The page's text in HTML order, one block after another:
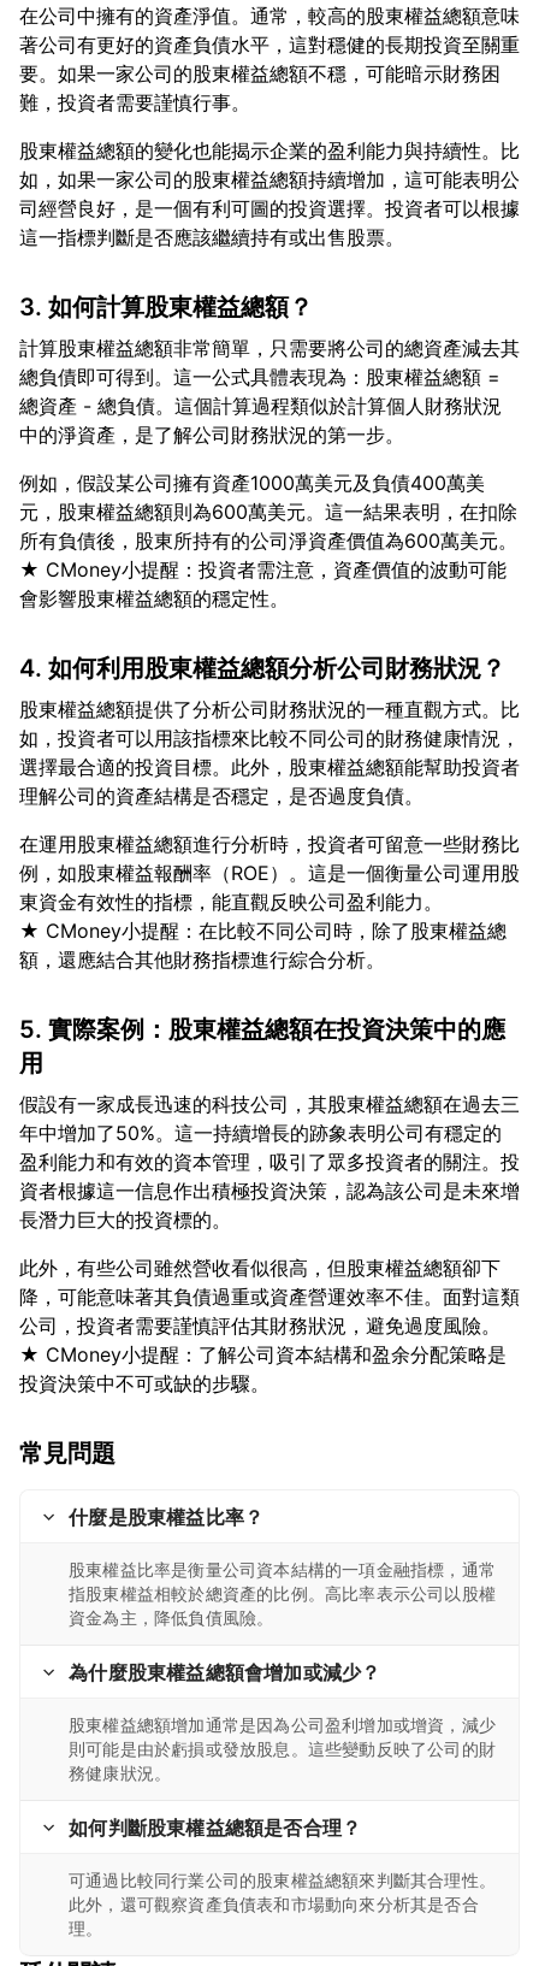
在公司中擁有的資產淨值。通常，較高的股東權益總額意味
著公司有更好的資產負債水平，這對穩健的長期投資至關重
要。如果一家公司的股東權益總額不穩，可能暗示財務困
股東權益總額的變化也能揭示企業的盈利能力與持續性。比
如，如果一家公司的股東權益總額持續增加，這可能表明公
司經營良好，是一個有利可圖的投資選擇。投資者可以根據
3. 如何計算股東權益總額？
計算股東權益總額非常簡單，只需要將公司的總資產減去其
總負債即可得到。這一公式具體表現為：股東權益總額 =
總資產 - 總負債。這個計算過程類似於計算個人財務狀況
例如，假設某公司擁有資產1000萬美元及負債400萬美
元，股東權益總額則為600萬美元。這一結果表明，在扣除
所有負債後，股東所持有的公司淨資產價值為600萬美元。
★ CMoney小提醒：投資者需注意，資產價值的波動可能
4. 如何利用股東權益總額分析公司財務狀況？
股東權益總額提供了分析公司財務狀況的一種直觀方式。比
如，投資者可以用該指標來比較不同公司的財務健康情況，
選擇最合適的投資目標。此外，股東權益總額能幫助投資者
在運用股東權益總額進行分析時，投資者可留意一些財務比
例，如股東權益報酬率（ROE）。這是一個衡量公司運用股
東資金有效性的指標，能直觀反映公司盈利能力。
★ CMoney小提醒：在比較不同公司時，除了股東權益總
5. 實際案例：股東權益總額在投資決策中的應
用
假設有一家成長迅速的科技公司，其股東權益總額在過去三
年中增加了50%。這一持續增長的跡象表明公司有穩定的
盈利能力和有效的資本管理，吸引了眾多投資者的關注。投
資者根據這一信息作出積極投資決策，認為該公司是未來增
此外，有些公司雖然營收看似很高，但股東權益總額卻下
降，可能意味著其負債過重或資產營運效率不佳。面對這類
公司，投資者需要謹慎評估其財務狀況，避免過度風險。
★ CMoney小提醒：了解公司資本結構和盈余分配策略是
常見問題
什麼是股東權益比率？
股東權益比率是衡量公司資本結構的一項金融指標，通常
指股東權益相較於總資產的比例。高比率表示公司以股權
資金為主，降低負債風險。
為什麼股東權益總額會增加或減少？
股東權益總額增加通常是因為公司盈利增加或增資，減少
則可能是由於虧損或發放股息。這些變動反映了公司的財
務健康狀況。
如何判斷股東權益總額是否合理？
可通過比較同行業公司的股東權益總額來判斷其合理性。
此外，還可觀察資產負債表和市場動向來分析其是否合
理。